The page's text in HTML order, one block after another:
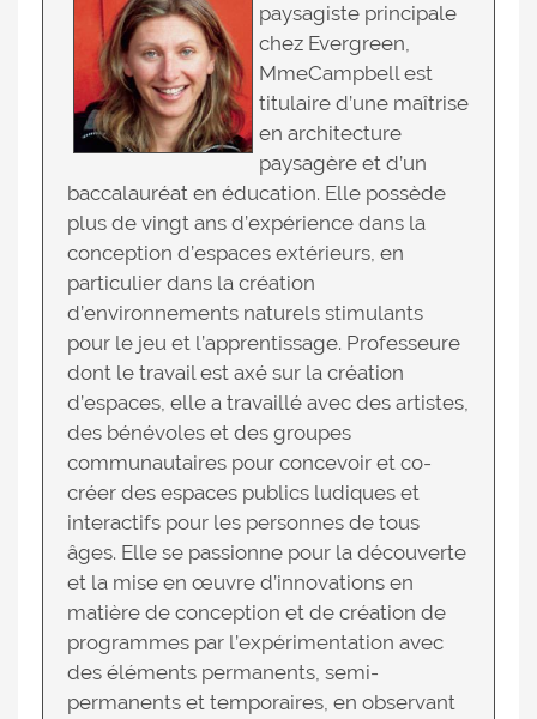
paysagiste principale
chez Evergreen,
MmeCampbell est
titulaire d’une maîtrise
en architecture
paysagère et d’un
baccalauréat en éducation. Elle possède
plus de vingt ans d’expérience dans la
conception d’espaces extérieurs, en
particulier dans la création
d’environnements naturels stimulants
pour le jeu et l’apprentissage. Professeure
dont le travail est axé sur la création
d’espaces, elle a travaillé avec des artistes,
des bénévoles et des groupes
communautaires pour concevoir et co-
créer des espaces publics ludiques et
interactifs pour les personnes de tous
âges. Elle se passionne pour la découverte
et la mise en œuvre d’innovations en
matière de conception et de création de
programmes par l’expérimentation avec
des éléments permanents, semi-
permanents et temporaires, en observant